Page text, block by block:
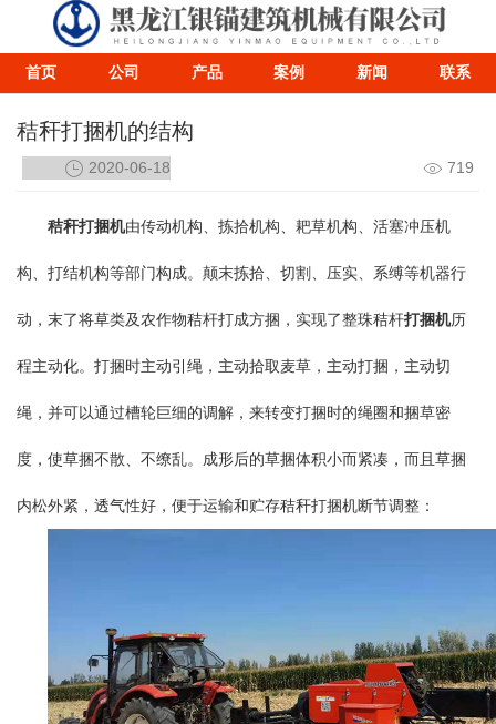
首页 公司 产品 案例 新闻 联系
秸秆打捆机的结构
719
2020-06-18
秸秆打捆机由传动机构、拣拾机构、耙草机构、活塞冲压机
构、打结机构等部门构成。颠末拣拾、切割、压实、系缚等机器行
动，末了将草类及农作物秸杆打成方捆，实现了整珠秸杆打捆机历
程主动化。打捆时主动引绳，主动拾取麦草，主动打捆，主动切
绳，并可以通过槽轮巨细的调解，来转变打捆时的绳圈和捆草密
度，使草捆不散、不缭乱。成形后的草捆体积小而紧凑，而且草捆
内松外紧，透气性好，便于运输和贮存秸秆打捆机断节调整：